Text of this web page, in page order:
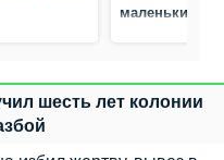
маленьких
шесть лет колонии